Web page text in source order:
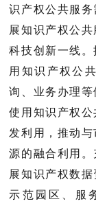
识产权公共服
展知识产权公
科技创新一线
用知识产权公
询、业务办理
使用知识产权
发利用，推动
源的融合利用
展知识产权数
示范园区、服